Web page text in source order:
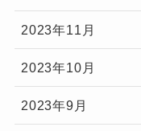
2023年11月
2023年10月
2023年9月